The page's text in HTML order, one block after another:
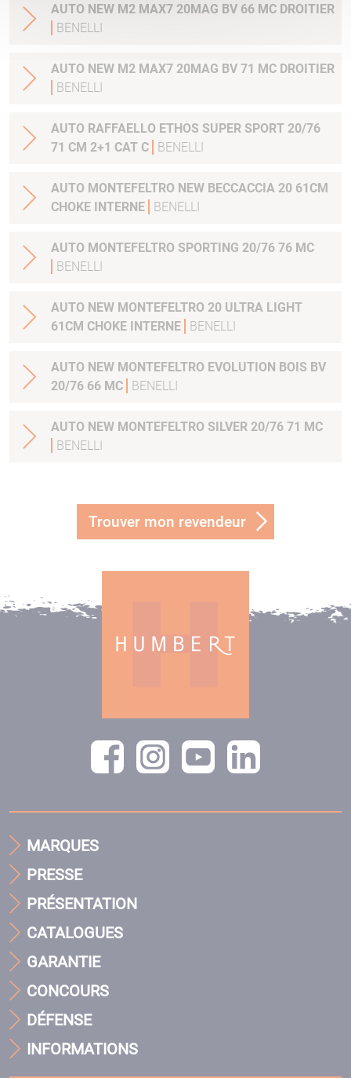
AUTO NEW M2 MAX7 20MAG BV 66 MC DROITIER
BENELLI
AUTO NEW M2 MAX7 20MAG BV 71 MC DROITIER
BENELLI
AUTO RAFFAELLO ETHOS SUPER SPORT 20/76
71 CM 2+1 CAT C
BENELLI
AUTO MONTEFELTRO NEW BECCACCIA 20 61CM
CHOKE INTERNE
BENELLI
AUTO MONTEFELTRO SPORTING 20/76 76 MC
BENELLI
AUTO NEW MONTEFELTRO 20 ULTRA LIGHT
61CM CHOKE INTERNE
BENELLI
AUTO NEW MONTEFELTRO EVOLUTION BOIS BV
20/76 66 MC
BENELLI
AUTO NEW MONTEFELTRO SILVER 20/76 71 MC
BENELLI
Trouver mon revendeur
MARQUES
PRESSE
PRÉSENTATION
CATALOGUES
GARANTIE
CONCOURS
DÉFENSE
INFORMATIONS